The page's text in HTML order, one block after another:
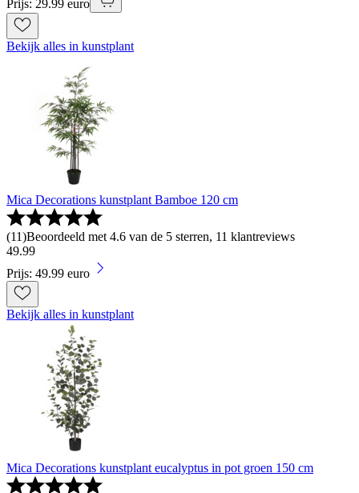
Prijs: 29.99 euro
Bekijk alles in kunstplant
Mica Decorations kunstplant Bamboe 120 cm
(11)Beoordeeld met 4.6 van de 5 sterren, 11 klantreviews
49.99
Prijs: 49.99 euro
Bekijk alles in kunstplant
Mica Decorations kunstplant eucalyptus in pot groen 150 cm